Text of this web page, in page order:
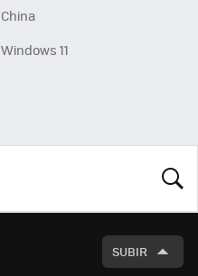
China
Windows 11
SUBIR